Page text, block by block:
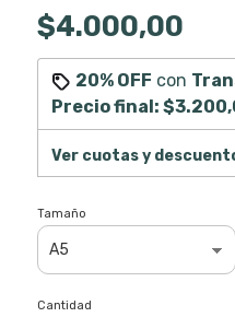
$4.000,00
20% OFF con
Precio final:
Ver cuotas y
Tamaño
Cantidad